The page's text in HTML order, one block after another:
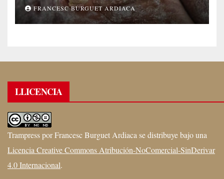
FRANCESC BURGUET ARDIACA
LLICENCIA
TrampressporFrancesc Burguet Ardiacase distribuye bajo una
Licencia Creative Commons Atribución-NoComercial-SinDerivar
4.0 Internacional.